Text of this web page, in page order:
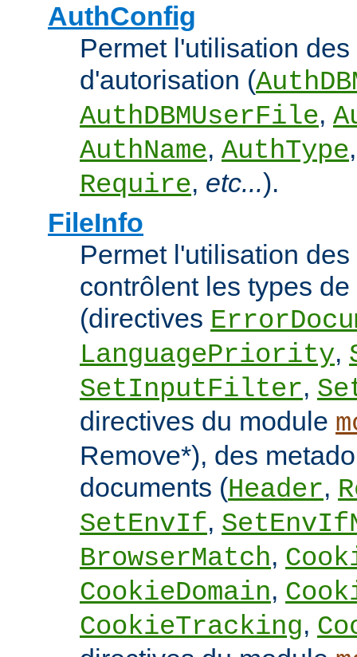
AuthConfig
Permet l'utilisation
d'autorisation (
AuthDBMUserFile,
AuthName, AuthType
Require, etc...).
FileInfo
Permet l'utilisation
contrôlent les types
(directives
LanguagePriority,
SetInputFilter,
directives du module
Remove*), des
documents (Header,
SetEnvIf,
BrowserMatch,
CookieDomain,
CookieTracking,